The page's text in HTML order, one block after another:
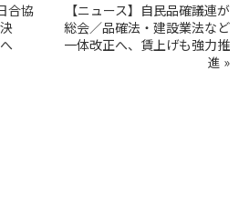
合協
【ニュース】自民品確議連が
総会／品確法・建設業法など
一体改正へ、賃上げも強力推
進 »